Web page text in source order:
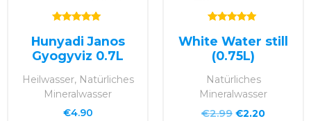
5.00
von 5
Hunyadi Janos
Gyogyviz 0.7L
Heilwasser, Natürliches
Mineralwasser
€4.90
5.00
von 5
White Water still
(0.75L)
Natürliches
Mineralwasser
€2.99 €2.20